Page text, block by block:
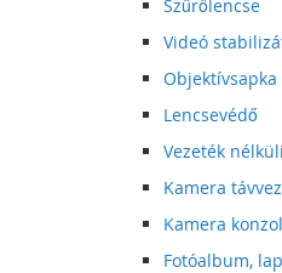
Szűrőlencse
Videó
Objektívsapka
Lencsevédő
Vezeték
Kamera
Kamera konzol
Fotóalbum,